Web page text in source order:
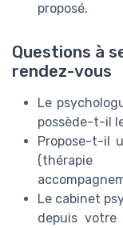
proposé.
Questions à
rendez-vous
Le
possède-t-il
Propose-t-il
(thérapie
Le cabinet
depuis